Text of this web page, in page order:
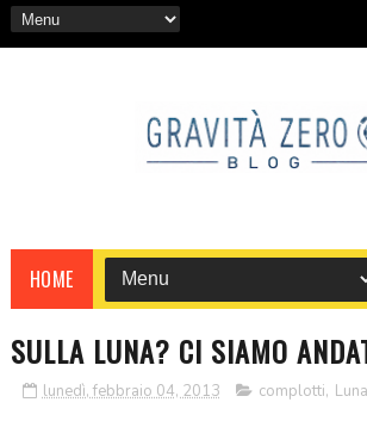
HOME
SULLA LUNA? CI SIAMO
lunedì, febbraio 04, 2013 complotti, Luna